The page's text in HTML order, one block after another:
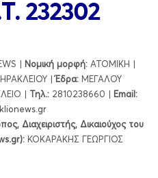
| Νομική μορφή: ΑΤΟΜΙΚΗ |
ΗΡΑΚΛΕΙΟΥ |Έδρα: ΜΕΓΑΛΟΥ
| Τηλ.: 2810238660 | Εmail:
Διαχειριστής, Δικαιούχος του
ΚΟΚΑΡΑΚΗΣ ΓΕΩΡΓΙΟΣ